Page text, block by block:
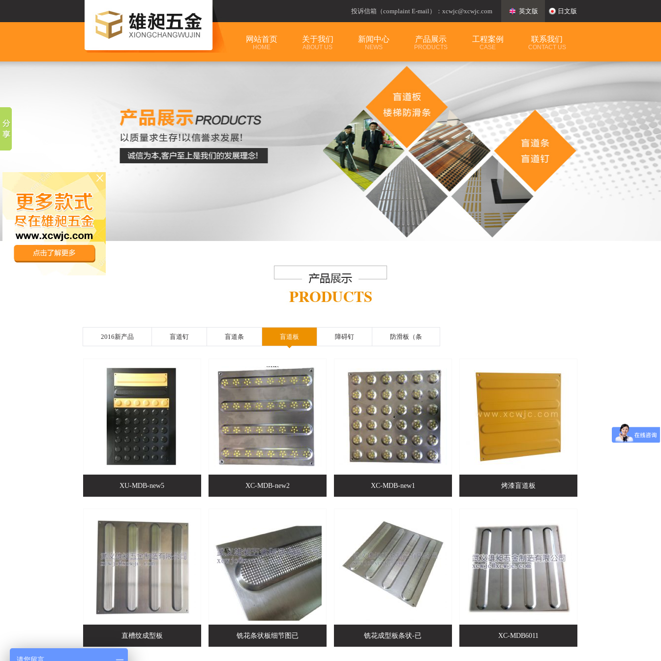
日文版
英文版
投诉信箱（complaint E-mail）： xcwjc@xcwjc.com
联系我们
CONTACT US
工程案例
CASE
产品展示
PRODUCTS
新闻中心
NEWS
关于我们
ABOUT US
网站首页
HOME
2016新产品 盲道钉 盲道条 盲道板 障碍钉 防滑板（条
XU-MDB-new5 XC-MDB-new2 XC-MDB-new1 烤漆盲道板
直槽纹成型板 铣花条状板细节图已 铣花成型板条状-已 XC-MDB6011